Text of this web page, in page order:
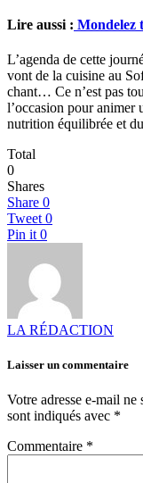
Lire aussi : Mondelez
L’agenda de cette
vont de la cuisine au
chant… Ce n’est pas
l’occasion pour animer
nutrition équilibrée et
Total
0
Shares
Share 0
Tweet 0
Pin it 0
LA RÉDACTION
Laisser un commentaire
Votre adresse e-mail ne
sont indiqués avec *
Commentaire *